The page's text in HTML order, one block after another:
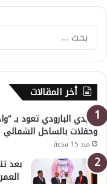
أخر المقالات
هايدي البارودي تعود
وحفلات بالساحل الشمالي
منذ 15 ساعة
بعد